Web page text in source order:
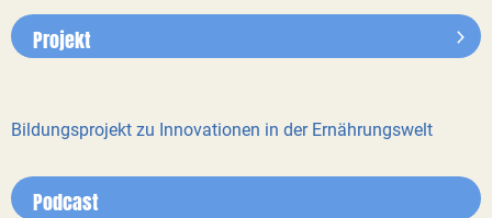
Projekt
Bildungsprojekt zu Innovationen in der Ernährungswelt
Podcast